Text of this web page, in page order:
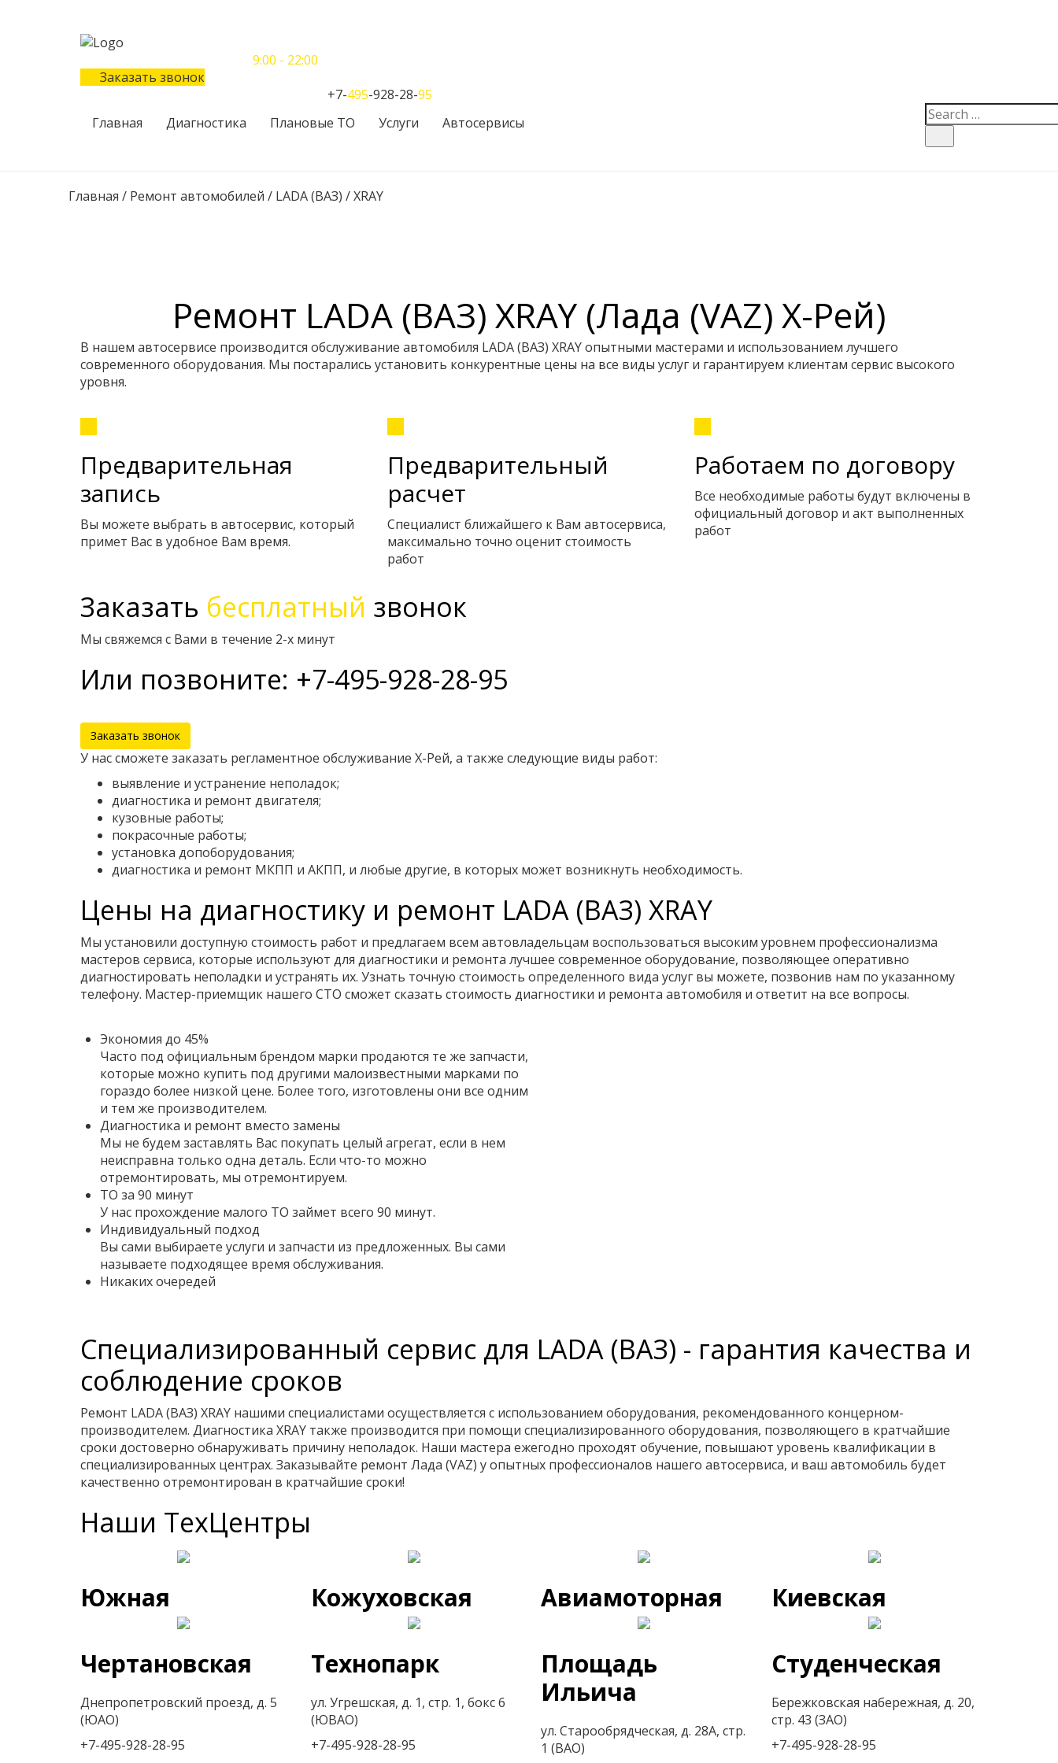
9:00 - 22:00
Заказать звонок
+7-495-928-28-95
Главная
Диагностика Плановые ТО Услуги Автосервисы
Главная / Ремонт автомобилей / LADA (ВАЗ) /XRAY
Ремонт LADA (ВАЗ) XRAY (Лада (VAZ) Х-Рей)
В нашем автосервисе производится обслуживание автомобиля LADA (ВАЗ) XRAY опытными мастерами и использованием лучшего
современного оборудования. Мы постарались установить конкурентные цены на все виды услуг и гарантируем клиентам сервис высокого
уровня.
Предварительная
запись
Вы можете выбрать в автосервис, который
примет Вас в удобное Вам время.
Предварительный
расчет
Специалист ближайшего к Вам автосервиса,
максимально точно оценит стоимость
работ
Работаем по договору
Все необходимые работы будут включены в
официальный договор и акт выполненных
работ
Заказать бесплатный звонок
Мы свяжемся с Вами в течение 2-х минут
Или позвоните: +7-495-928-28-95
Заказать звонок
У нас сможете заказать регламентное обслуживание Х-Рей, а также следующие виды работ:
выявление и устранение неполадок;
диагностика и ремонт двигателя;
кузовные работы;
покрасочные работы;
установка допоборудования;
диагностика и ремонт МКПП и АКПП, и любые другие, в которых может возникнуть необходимость.
Цены на диагностику и ремонт LADA (ВАЗ) XRAY
Мы установили доступную стоимость работ и предлагаем всем автовладельцам воспользоваться высоким уровнем профессионализма
мастеров сервиса, которые используют для диагностики и ремонта лучшее современное оборудование, позволяющее оперативно
диагностировать неполадки и устранять их. Узнать точную стоимость определенного вида услуг вы можете, позвонив нам по указанному
телефону. Мастер-приемщик нашего СТО сможет сказать стоимость диагностики и ремонта автомобиля и ответит на все вопросы.
Экономия до 45%
Часто под официальным брендом марки продаются те же запчасти,
которые можно купить под другими малоизвестными марками по
гораздо более низкой цене. Более того, изготовлены они все одним
и тем же производителем.
Диагностика и ремонт вместо замены
Мы не будем заставлять Вас покупать целый агрегат, если в нем
неисправна только одна деталь. Если что-то можно
отремонтировать, мы отремонтируем.
ТО за 90 минут
У нас прохождение малого ТО займет всего 90 минут.
Индивидуальный подход
Вы сами выбираете услуги и запчасти из предложенных. Вы сами
называете подходящее время обслуживания.
Никаких очередей
Специализированный сервис для LADA (ВАЗ) - гарантия качества и
соблюдение сроков
Ремонт LADA (ВАЗ) XRAY нашими специалистами осуществляется с использованием оборудования, рекомендованного концерном-
производителем. Диагностика XRAY также производится при помощи специализированного оборудования, позволяющего в кратчайшие
сроки достоверно обнаруживать причину неполадок. Наши мастера ежегодно проходят обучение, повышают уровень квалификации в
специализированных центрах. Заказывайте ремонт Лада (VAZ) у опытных профессионалов нашего автосервиса, и ваш автомобиль будет
качественно отремонтирован в кратчайшие сроки!
Наши ТехЦентры
Южная
Чертановская
Днепропетровский проезд, д. 5
(ЮАО)
+7-495-928-28-95
Кожуховская
Технопарк
ул. Угрешская, д. 1, стр. 1, бокс 6
(ЮВАО)
+7-495-928-28-95
Авиамоторная
Площадь
Ильича
ул. Старообрядческая, д. 28А, стр.
1 (ВАО)
Киевская
Студенческая
Бережковская набережная, д. 20,
стр. 43 (ЗАО)
+7-495-928-28-95